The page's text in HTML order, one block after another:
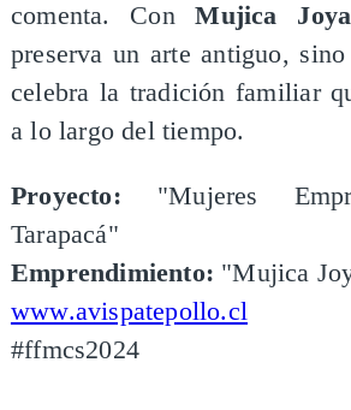
comenta. ConMujica
preserva un arte antiguo,
celebra la tradición familiar
a lo largo del tiempo.
Proyecto: "Mujeres
Tarapacá"
Emprendimiento: "Mujica
www.avispatepollo.cl
#ffmcs2024